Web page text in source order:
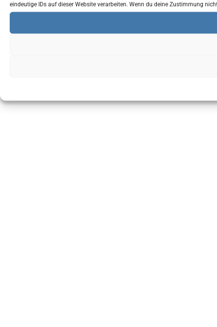
eindeutige IDs auf dieser Website verarbeiten. Wenn du deine Zustimmung